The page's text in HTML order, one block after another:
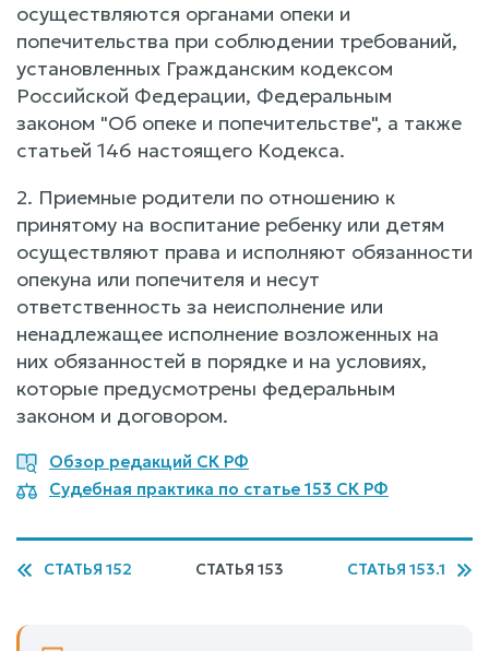
осуществляются органами опеки и
попечительства при соблюдении требований,
установленных Гражданским кодексом
Российской Федерации, Федеральным
законом "Об опеке и попечительстве", а также
статьей 146 настоящего Кодекса.
2. Приемные родители по отношению к
принятому на воспитание ребенку или детям
осуществляют права и исполняют обязанности
опекуна или попечителя и несут
ответственность за неисполнение или
ненадлежащее исполнение возложенных на
них обязанностей в порядке и на условиях,
которые предусмотрены федеральным
законом и договором.
Обзор редакций СК РФ
Судебная практика по статье 153 СК РФ
СТАТЬЯ 152 СТАТЬЯ 153 СТАТЬЯ 153.1